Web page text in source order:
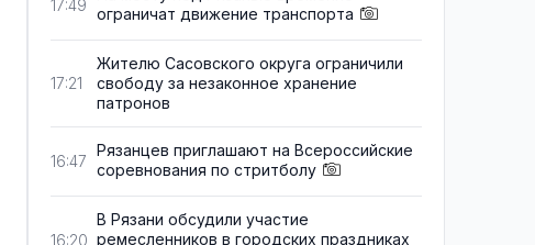
17:49
ограничат движение транспорта
17:21
Жителю Сасовского округа ограничили
свободу за незаконное хранение
патронов
16:47
Рязанцев приглашают на Всероссийские
соревнования по стритболу
16:20
В Рязани обсудили участие
ремесленников в городских праздниках